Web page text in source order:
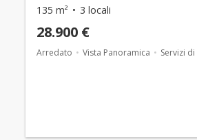
135 m² 3 locali
28.900 €
Arredato Vista Panoramica Servizi